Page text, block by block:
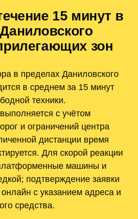
15 минут в
зон
в пределах Даниловского
в среднем за 15 минут
техники.
с учётом
и ограничений центра
дистанции время
Для скорой реакции
машины и
подтверждение заявки
с указанием адреса и
средства.